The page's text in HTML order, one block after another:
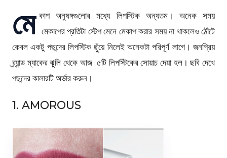
মে কাপ অনুষঙ্গগুলোর মধ্যে লিপস্টিক অন্যতম। অনেক সময়
মেকাপের প্রতিটা স্টেপ মেনে মেকাপ করার সময় না থাকলেও ঠোঁটে
কেবল একটু পছন্দের লিপস্টিক ছুঁয়ে নিলেই অনেকটা পরিপূর্ণ লাগে। জনপ্রিয়
ব্র্যান্ড ম্যাকের ঝুলি থেকে আজ ৫টি লিপস্টিকের সোয়াচ দেয়া হল। ছবি দেখে
পছন্দের কালারটি অর্ডার করুন।
1. AMOROUS